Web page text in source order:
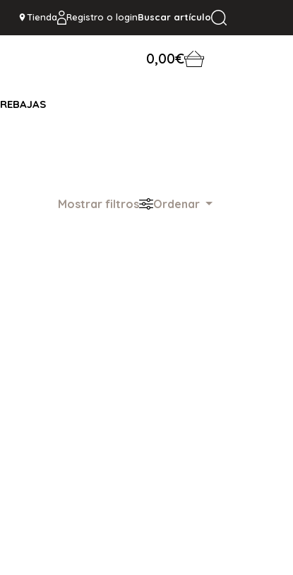
Tienda Registro o loginBuscar artículo
0,00€
REBAJAS
Mostrar filtros Ordenar